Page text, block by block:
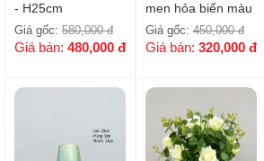
- H25cm
Giá gốc: 580,000 đ
Giá bán: 480,000 đ
men hỏa biến màu
nâu - H26cm
Giá gốc:450,000 đ
Giá bán: 320,000 đ